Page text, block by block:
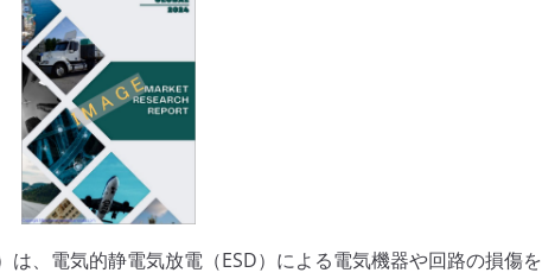
、電気的静電気放電（ESD）による電気機器や回路の損傷を